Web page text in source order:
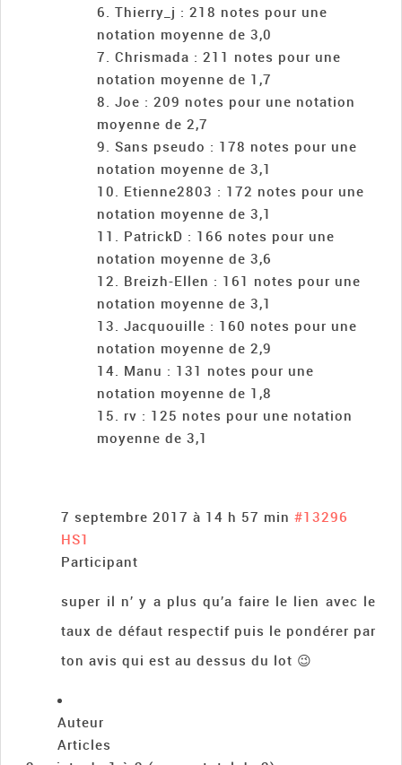
Thierry_j : 218 notes pour une
notation moyenne de 3,0
Chrismada : 211 notes pour une
notation moyenne de 1,7
Joe : 209 notes pour une notation
moyenne de 2,7
Sans pseudo : 178 notes pour une
notation moyenne de 3,1
Etienne2803 : 172 notes pour une
notation moyenne de 3,1
PatrickD : 166 notes pour une
notation moyenne de 3,6
Breizh-Ellen : 161 notes pour une
notation moyenne de 3,1
Jacquouille : 160 notes pour une
notation moyenne de 2,9
Manu : 131 notes pour une
notation moyenne de 1,8
rv : 125 notes pour une notation
moyenne de 3,1
7 septembre 2017 à 14 h 57 min #13296
HS1
Participant
super il n’ y a plus qu’a faire le lien avec le
taux de défaut respectif puis le pondérer par
ton avis qui est au dessus du lot 😉
Auteur
Articles